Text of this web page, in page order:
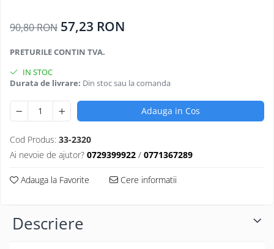
Imbracaminte
90,80 RON 57,23 RON
PRETURILE CONTIN TVA.
IN STOC
Durata de livrare: Din stoc sau la comanda
Adauga in Cos
Cod Produs: 33-2320
Ai nevoie de ajutor? 0729399922 / 0771367289
Adauga la Favorite Cere informatii
Descriere